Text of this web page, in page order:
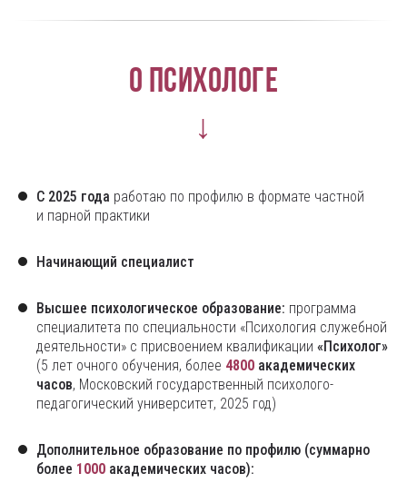
О психологе
↓
С 2025 года работаю по профилю в формате частной
и парной практики
Начинающий специалист
Высшее психологическое образование: программа
специалитета по специальности «Психология служебной
деятельности» с присвоением квалификации «Психолог»
(5 лет очного обучения, более 4800 академических
часов, Московский государственный психолого-
педагогический университет, 2025 год)
Дополнительное образование по профилю (суммарно
более 1000 академических часов):